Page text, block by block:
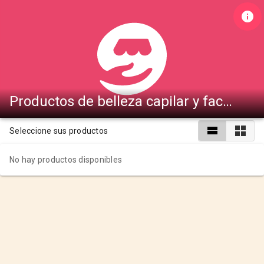
Productos de belleza capilar y facial
Seleccione sus productos
No hay productos disponibles